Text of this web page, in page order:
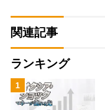
関連記事
ランキング
1